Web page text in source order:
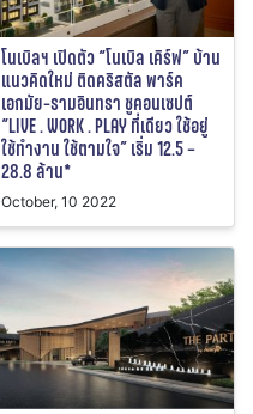
โนเบิลฯ เปิดตัว “โนเบิล เคิร์ฟ” บ้าน
แนวคิดใหม่ ติดคริสตัล พาร์ค
เอกมัย-รามอินทรา ชูคอนเซปต์
“LIVE . WORK . PLAY ที่เดียว ใช้อยู่
ใช้ทำงาน ใช้ตามใจ” เริ่ม 12.5 –
28.8 ล้าน*
October, 10 2022